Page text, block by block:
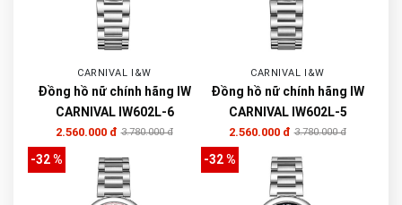
CARNIVAL I&W
Đồng hồ nữ chính hãng IW
CARNIVAL IW602L-6
2.560.000 đ 3.780.000 đ
CARNIVAL I&W
Đồng hồ nữ chính hãng IW
CARNIVAL IW602L-5
2.560.000 đ 3.780.000 đ
-32 % -32 %